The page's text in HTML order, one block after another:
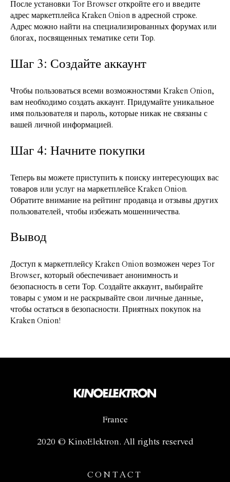
После установки Tor Browser откройте его и введите
адрес маркетплейса Kraken Onion в адресной строке.
Адрес можно найти на специализированных форумах или
блогах, посвященных тематике сети Тор.
Шаг 3: Создайте аккаунт
Чтобы пользоваться всеми возможностями Kraken Onion,
вам необходимо создать аккаунт. Придумайте уникальное
имя пользователя и пароль, которые никак не связаны с
вашей личной информацией.
Шаг 4: Начните покупки
Теперь вы можете приступить к поиску интересующих вас
товаров или услуг на маркетплейсе Kraken Onion.
Обратите внимание на рейтинг продавца и отзывы других
пользователей, чтобы избежать мошенничества.
Вывод
Доступ к маркетплейсу Kraken Onion возможен через Tor
Browser, который обеспечивает анонимность и
безопасность в сети Тор. Создайте аккаунт, выбирайте
товары с умом и не раскрывайте свои личные данные,
чтобы остаться в безопасности. Приятных покупок на
Kraken Onion!
France
2020 © KinoElektron. All rights reserved
CONTACT